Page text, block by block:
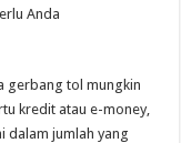
Anda
gerbang tol mungkin
kredit atau e-money,
dalam jumlah yang